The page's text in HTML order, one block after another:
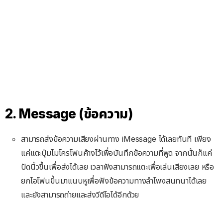
2. Message (ข้อความ)
สามารถส่งข้อความเสียงผ่านทาง iMessage ได้เลยทันที เพียง
แค่แตะปุ่มไมโครโฟนค้างไว้เพื่อบันทึกข้อความที่พูด จากนั้นก็แค่
ปัดนิ้วขึ้นเพื่อส่งได้เลย เวลาฟังสามารถแตะเพื่อเล่นเสียงเลย หรือ
ยกไอโฟนขึ้นมาแนบหูเพื่อฟังข้อความทางลำโพงสนทนาได้เลย
และยังสามารถถ่ายและส่งวีดีโอได้อีกด้วย